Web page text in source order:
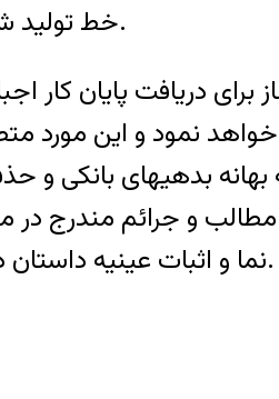
خط تولید شیشه های دوجداره در خاورمیانه بوده است.
دریافت پایان کار
بدهیهای بانکی و
و جرائم مندرج در
نما و اثبات عینیه داستان دعوای بر سر لحاف ملا نصرالدین بوده است.